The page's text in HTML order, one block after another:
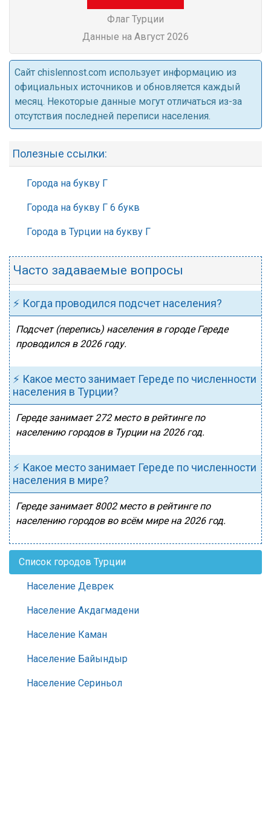
Флаг Турции
Данные на Август 2026
Cайт chislennost.com использует информацию из
официальных источников и обновляется каждый
месяц. Некоторые данные могут отличаться из-за
отсутствия последней переписи населения.
Полезные ссылки:
Города на букву Г
Города на букву Г 6 букв
Города в Турции на букву Г
Часто задаваемые вопросы
⚡ Когда проводился подсчет населения?
Подсчет (перепись) населения в городе Гереде
проводился в 2026 году.
⚡ Какое место занимает Гереде по численности
населения в Турции?
Гереде занимает 272 место в рейтинге по
населению городов в Турции на 2026 год.
⚡ Какое место занимает Гереде по численности
населения в мире?
Гереде занимает 8002 место в рейтинге по
населению городов во всём мире на 2026 год.
Список городов Турции
Население Деврек
Население Акдагмадени
Население Каман
Население Байындыр
Население Сериньол